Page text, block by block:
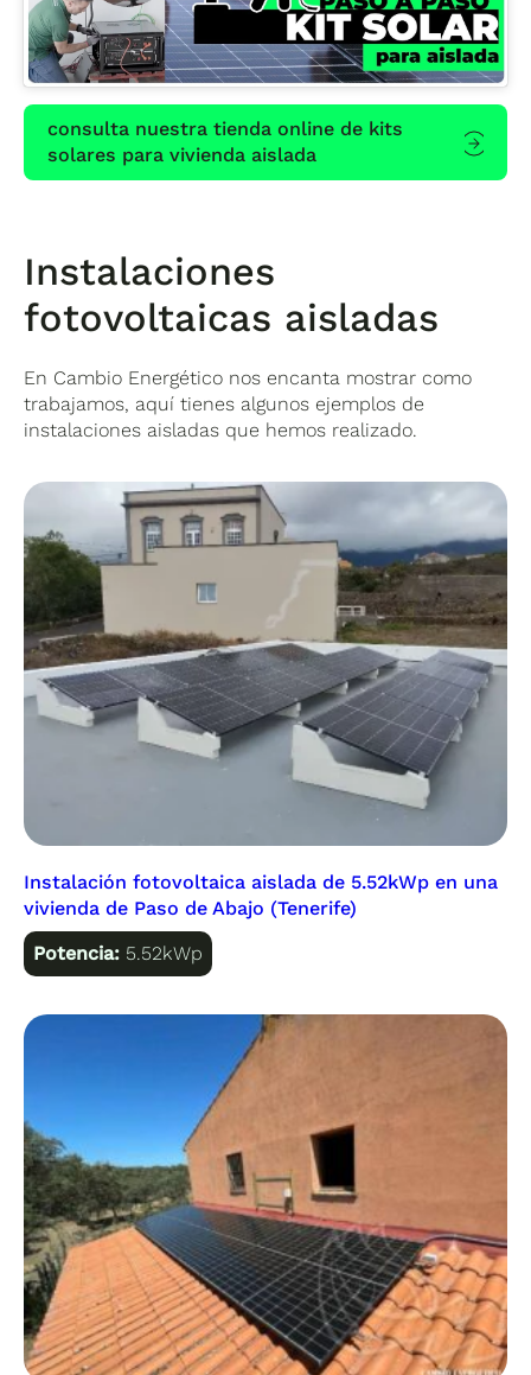
consulta nuestra tienda online de kits
solares para vivienda aislada
Instalaciones
fotovoltaicas aisladas
En Cambio Energético nos encanta mostrar como
trabajamos, aquí tienes algunos ejemplos de
instalaciones aisladas que hemos realizado.
Instalación fotovoltaica aislada de 5.52kWp en una
vivienda de Paso de Abajo (Tenerife)
Potencia: 5.52kWp